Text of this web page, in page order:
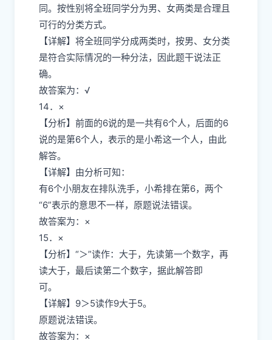
同。按性别将全班同学分为男、女两类是合理且
可行的分类方式。
【详解】将全班同学分成两类时，按男、女分类
是符合实际情况的一种分法，因此题干说法正
确。
故答案为：√
14．×
【分析】前面的6说的是一共有6个人，后面的6
说的是第6个人，表示的是小希这一个人，由此
解答。
【详解】由分析可知：
有6个小朋友在排队洗手，小希排在第6，两个
“6”表示的意思不一样，原题说法错误。
故答案为：×
15．×
【分析】“＞”读作：大于，先读第一个数字，再
读大于，最后读第二个数字，据此解答即
可。
【详解】9＞5读作9大于5。
原题说法错误。
故答案为：×